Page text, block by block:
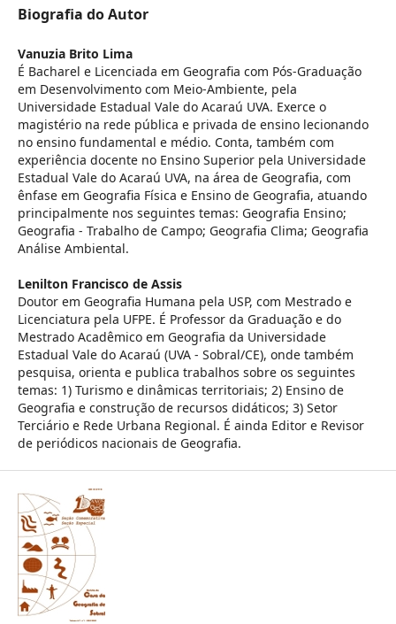
Biografia do Autor
Vanuzia Brito Lima
É Bacharel e Licenciada em Geografia com Pós-Graduação
em Desenvolvimento com Meio-Ambiente, pela
Universidade Estadual Vale do Acaraú UVA. Exerce o
magistério na rede pública e privada de ensino lecionando
no ensino fundamental e médio. Conta, também com
experiência docente no Ensino Superior pela Universidade
Estadual Vale do Acaraú UVA, na área de Geografia, com
ênfase em Geografia Física e Ensino de Geografia, atuando
principalmente nos seguintes temas: Geografia Ensino;
Geografia - Trabalho de Campo; Geografia Clima; Geografia
Análise Ambiental.
Lenilton Francisco de Assis
Doutor em Geografia Humana pela USP, com Mestrado e
Licenciatura pela UFPE. É Professor da Graduação e do
Mestrado Acadêmico em Geografia da Universidade
Estadual Vale do Acaraú (UVA - Sobral/CE), onde também
pesquisa, orienta e publica trabalhos sobre os seguintes
temas: 1) Turismo e dinâmicas territoriais; 2) Ensino de
Geografia e construção de recursos didáticos; 3) Setor
Terciário e Rede Urbana Regional. É ainda Editor e Revisor
de periódicos nacionais de Geografia.